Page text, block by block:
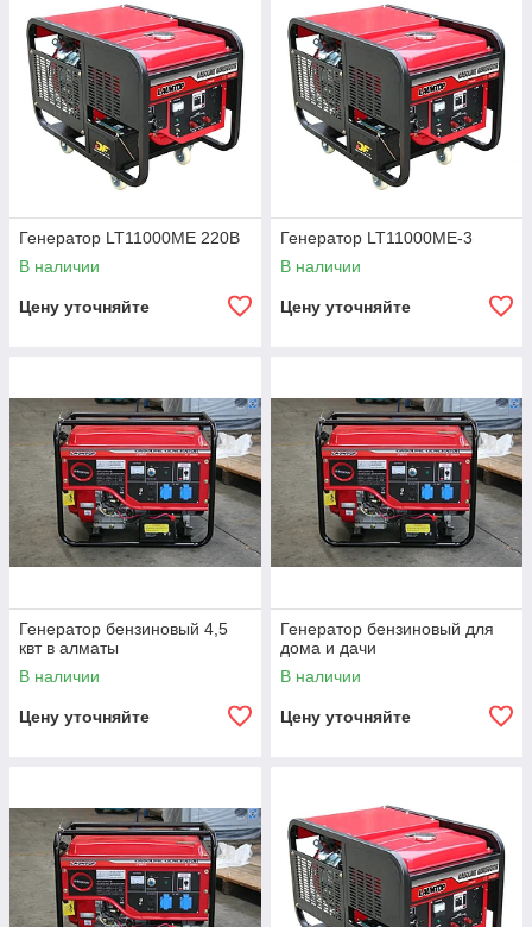
Генератор LT11000ME 220В
В наличии
Цену уточняйте
Генератор LT11000ME-3
В наличии
Цену уточняйте
Генератор бензиновый 4,5
квт в алматы
В наличии
Цену уточняйте
Генератор бензиновый для
дома и дачи
В наличии
Цену уточняйте